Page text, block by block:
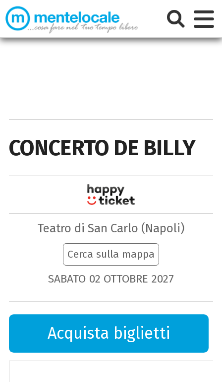
CONCERTO DE BILLY
Teatro di San Carlo (Napoli)
Cerca sulla mappa
SABATO 02 OTTOBRE 2027
Acquista biglietti